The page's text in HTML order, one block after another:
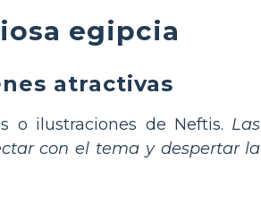
egipcia
atractivas
o ilustraciones de Neftis. Las
con el tema y despertar la